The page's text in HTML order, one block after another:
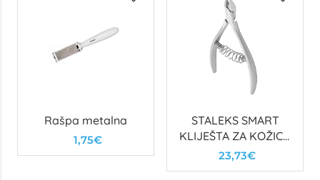
Rašpa metalna
1,75€
STALEKS SMART
KLIJEŠTA ZA KOŽICU
30, 7mm (OPRUGA)
23,73€